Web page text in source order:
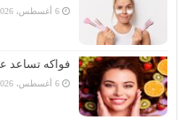
6 أغسطس، 2026
فواكه تساعد
6 أغسطس، 2026